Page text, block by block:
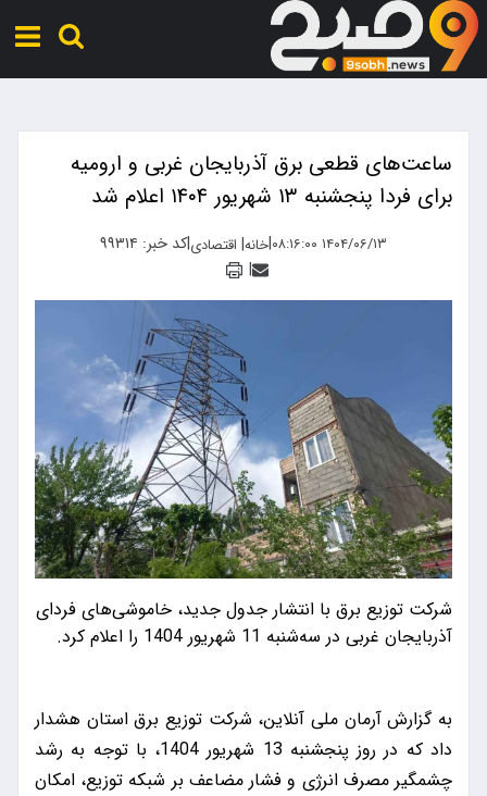
ساعت‌های قطعی برق آذربایجان غربی و ارومیه
برای فردا پنجشنبه ۱۳ شهریور ۱۴۰۴ اعلام شد
۱۴۰۴/۰۶/۱۳ ۰۸:۱۶:۰۰ |خانه| اقتصادی|کد خبر: ۹۹۳۱۴
|
شرکت توزیع برق با انتشار جدول جدید، خاموشی‌های فردای
آذربایجان غربی در سه‌شنبه 11 شهریور 1404 را اعلام کرد.
به گزارش آرمان ملی آنلاین، شرکت توزیع برق استان هشدار
داد که در روز پنجشنبه 13 شهریور 1404، با توجه به رشد
چشمگیر مصرف انرژی و فشار مضاعف بر شبکه توزیع، امکان